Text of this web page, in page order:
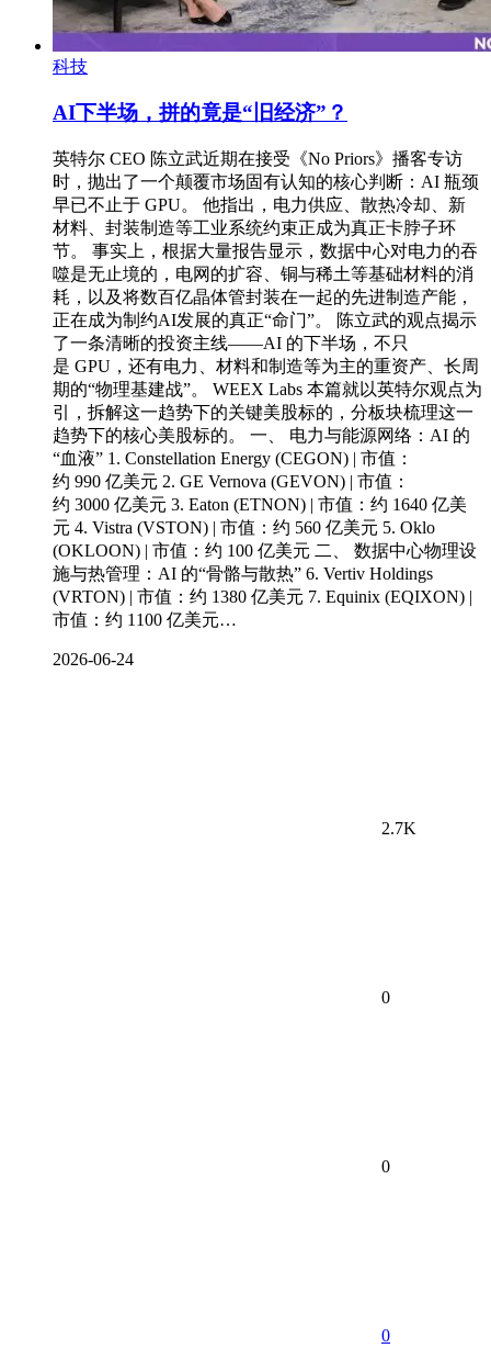
科技
AI下半场，拼的竟是“旧经济”？
英特尔 CEO 陈立武近期在接受《No Priors》播客专访
时，抛出了一个颠覆市场固有认知的核心判断：AI 瓶颈
早已不止于 GPU。 他指出，电力供应、散热冷却、新
材料、封装制造等工业系统约束正成为真正卡脖子环
节。 事实上，根据大量报告显示，数据中心对电力的吞
噬是无止境的，电网的扩容、铜与稀土等基础材料的消
耗，以及将数百亿晶体管封装在一起的先进制造产能，
正在成为制约AI发展的真正“命门”。 陈立武的观点揭示
了一条清晰的投资主线——AI 的下半场，不只
是 GPU，还有电力、材料和制造等为主的重资产、长周
期的“物理基建战”。 WEEX Labs 本篇就以英特尔观点为
引，拆解这一趋势下的关键美股标的，分板块梳理这一
趋势下的核心美股标的。 一、 电力与能源网络：AI 的
“血液” 1. Constellation Energy (CEGON) | 市值：
约 990 亿美元 2. GE Vernova (GEVON) | 市值：
约 3000 亿美元 3. Eaton (ETNON) | 市值：约 1640 亿美
元 4. Vistra (VSTON) | 市值：约 560 亿美元 5. Oklo
(OKLOON) | 市值：约 100 亿美元 二、 数据中心物理设
施与热管理：AI 的“骨骼与散热” 6. Vertiv Holdings
(VRTON) | 市值：约 1380 亿美元 7. Equinix (EQIXON) |
市值：约 1100 亿美元…
2026-06-24
2.7K
0
0
0